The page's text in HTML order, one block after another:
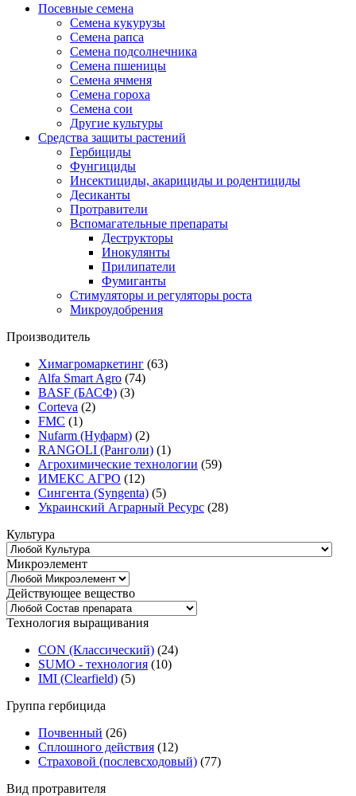
Посевные семена
Семена кукурузы
Семена рапса
Семена подсолнечника
Семена пшеницы
Семена ячменя
Семена гороха
Семена сои
Другие культуры
Средства защиты растений
Гербициды
Фунгициды
Инсектициды, акарициды и родентициды
Десиканты
Протравители
Вспомагательные препараты
Деструкторы
Инокулянты
Прилипатели
Фумиганты
Стимуляторы и регуляторы роста
Микроудобрения
Производитель
Химагромаркетинг (63)
Alfa Smart Agro (74)
BASF (БАСФ) (3)
Corteva (2)
FMC (1)
Nufarm (Нуфарм) (2)
RANGOLI (Ранголи) (1)
Агрохимические технологии (59)
ИМЕКС АГРО (12)
Сингента (Syngenta) (5)
Украинский Аграрный Ресурс (28)
Культура
Микроэлемент
Действующее вещество
Технология выращивания
CON (Классический) (24)
SUMO - технология (10)
ІMI (Сlearfield) (5)
Группа гербицида
Почвенный (26)
Сплошного действия (12)
Страховой (послевсходовый) (77)
Вид протравителя